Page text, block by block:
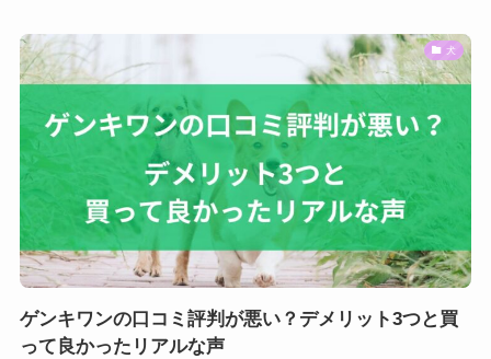
犬
ゲンキワンの口コミ評判が悪い？デメリット3つと買
って良かったリアルな声